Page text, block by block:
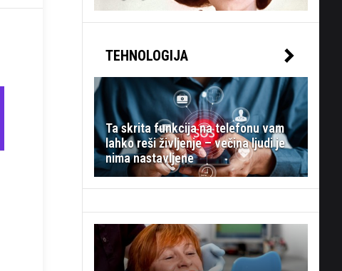
TEHNOLOGIJA
Ta skrita funkcija na telefonu vam
lahko reši življenje – večina ljudi je
nima nastavljene